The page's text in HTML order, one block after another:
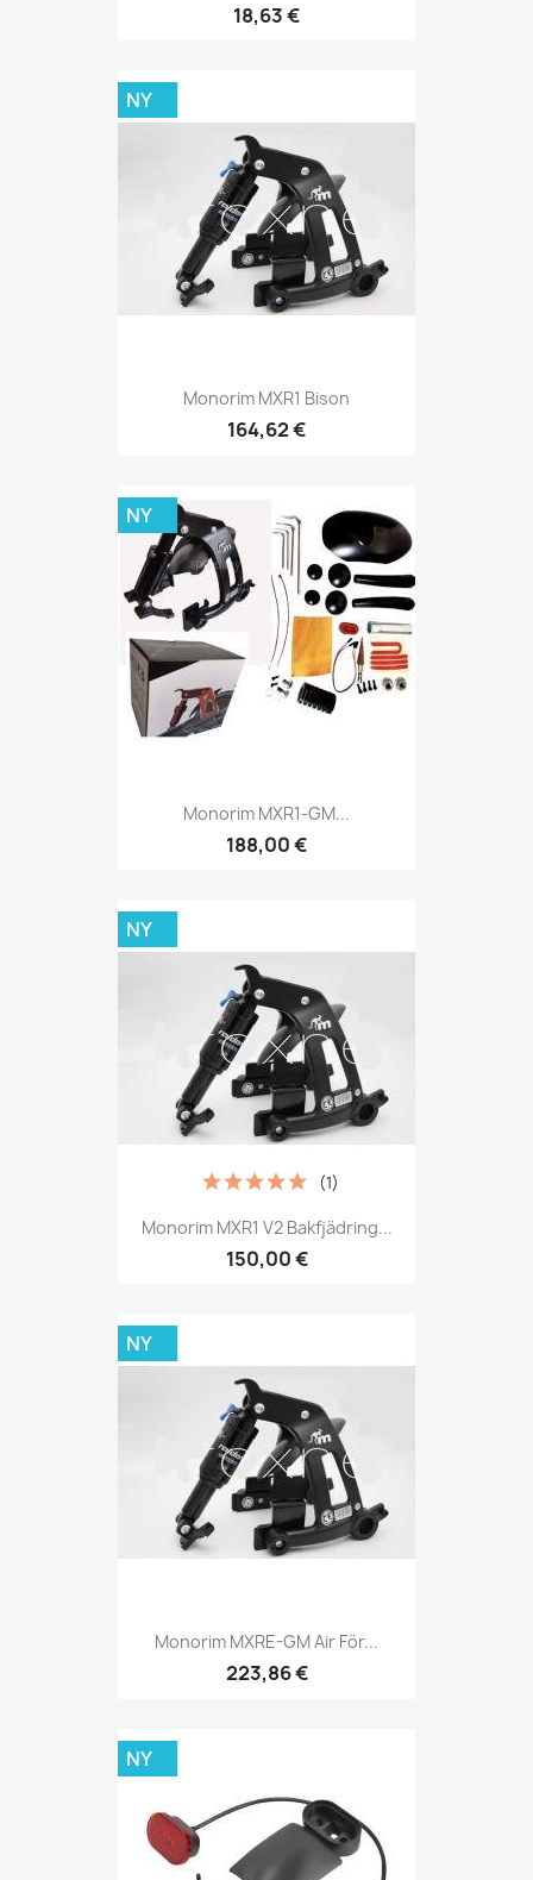
18,63 €
Monorim MXR1 Bison
164,62 €
NY
Monorim MXR1-GM...
188,00 €
NY
Monorim MXR1 V2 Bakfjädring...
150,00 €
(1)
NY
Monorim MXRE-GM Air För...
223,86 €
NY
NY